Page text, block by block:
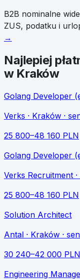
B2B nominalne
ZUS, podatku i
→
Najlepiej
w Kraków
Golang Developer
Verks · Kraków ·
25 800–48 160 PLN
Golang Developer
Verks Recruitment
25 800–48 160 PLN
Solution Architect
Antal · Kraków ·
30 240–42 000 PLN
Engineering